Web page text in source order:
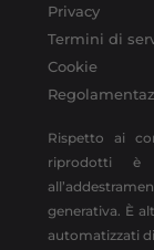
Privacy
Termini di
Cookie
Rispetto ai
riprodotti è
generativa. È
automatizzati